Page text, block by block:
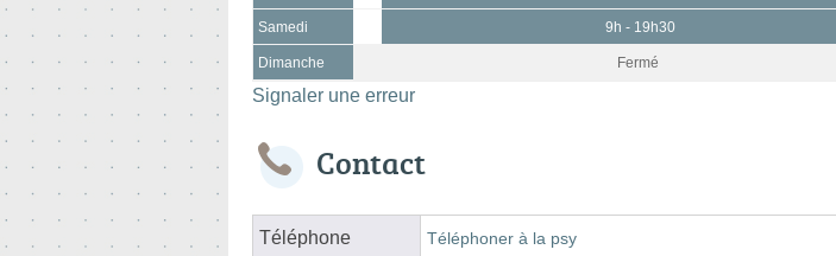
Samedi 9h - 19h30
Dimanche Fermé
Signaler une erreur
Contact
Téléphone Téléphoner à la psy